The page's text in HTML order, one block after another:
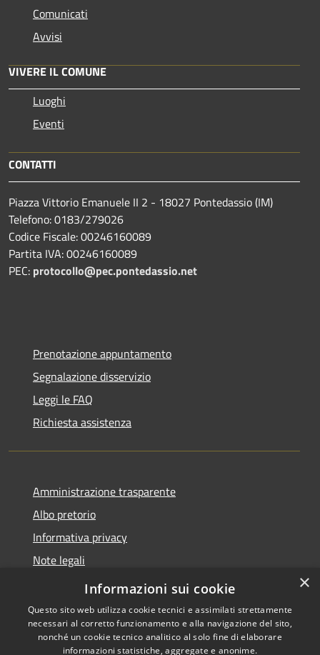
Comunicati
Avvisi
VIVERE IL COMUNE
Luoghi
Eventi
CONTATTI
Piazza Vittorio Emanuele II 2 - 18027 Pontedassio (IM)
Telefono: 0183/279026
Codice Fiscale: 00246160089
Partita IVA: 00246160089
PEC: protocollo@pec.pontedassio.net
Prenotazione appuntamento
Segnalazione disservizio
Leggi le FAQ
Richiesta assistenza
Amministrazione trasparente
Albo pretorio
Informativa privacy
Note legali
Dichiarazione di accessibilità
×
Informazioni sui cookie
Questo sito web utilizza cookie tecnici e assimilati strettamente
necessari al corretto funzionamento e alla navigazione del sito,
nonché un cookie tecnico analitico al solo fine di elaborare
informazioni statistiche, aggregate e anonime.